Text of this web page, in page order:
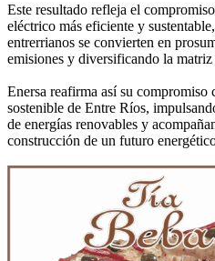
Este resultado refleja el
eléctrico más eficiente y
entrerrianos se convierten en
emisiones y diversificando la
Enersa reafirma así su compromiso
sostenible de Entre Ríos,
de energías renovables y
construcción de un futuro